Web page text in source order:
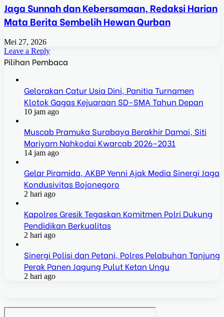
Jaga Sunnah dan Kebersamaan, Redaksi Harian
Mata Berita Sembelih Hewan Qurban
Mei 27, 2026
Leave a Reply
Pilihan Pembaca
Gelorakan Catur Usia Dini, Panitia Turnamen
Klotok Gagas Kejuaraan SD-SMA Tahun Depan
10 jam ago
Muscab Pramuka Surabaya Berakhir Damai, Siti
Mariyam Nahkodai Kwarcab 2026–2031
14 jam ago
Gelar Piramida, AKBP Yenni Ajak Media Sinergi Jaga
Kondusivitas Bojonegoro
2 hari ago
Kapolres Gresik Tegaskan Komitmen Polri Dukung
Pendidikan Berkualitas
2 hari ago
Sinergi Polisi dan Petani, Polres Pelabuhan Tanjung
Perak Panen Jagung Pulut Ketan Ungu
2 hari ago